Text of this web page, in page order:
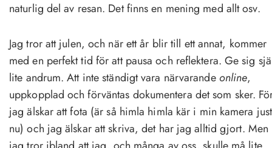
naturlig del av resan. Det finns en mening med allt osv.
Jag tror att julen, och när ett år blir till ett annat, kommer
med en perfekt tid för att pausa och reflektera. Ge sig
lite andrum. Att inte ständigt vara närvarande online,
uppkopplad och förväntas dokumentera det som sker.
jag älskar att fota (är så himla himla kär i min kamera just
nu) och jag älskar att skriva, det har jag alltid gjort. Men